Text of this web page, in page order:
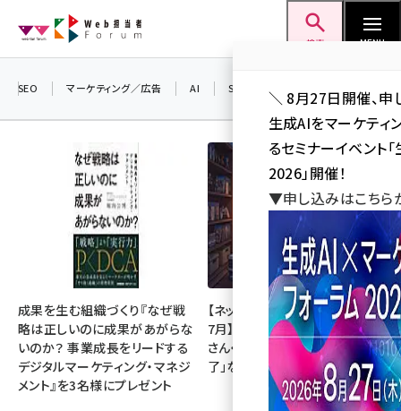
ン
検索 MENU
seo (3526)
ai (2807)
youtube (2434)
note (2312)
セミナー (2307)
z世代 (1622)
SEO マーケティング／広告 AI SNS
成果を生む組織づくり『なぜ戦
略は正しいのに成果があがらな
いのか？ 事業成長をリードする
デジタルマーケティング・マネジ
メント』を3名様にプレゼント
【ネットミーム振り返り・2026年
7月】「映画ちいかわ」「佐藤二朗
さん・橋本愛さん」「POPOPO終
了」など
＼ 8月27日開催、申
生成AIをマーケティ
るセミナーイベント
2026」開催！
▼申し込みはこち